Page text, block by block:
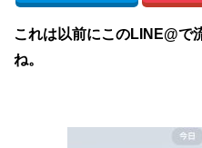
これは以前にこのLINE@で
ね。